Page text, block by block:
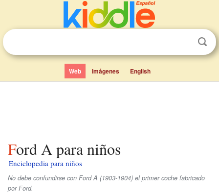
Web Imágenes English
Ford A para niños
Enciclopedia para niños
No debe confundirse con Ford A (1903-1904) el primer coche fabricado
por Ford.